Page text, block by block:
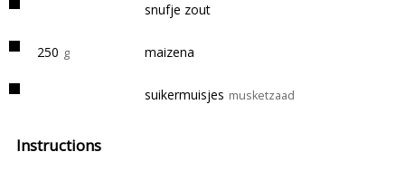
snufje zout
250 g maizena
suikermuisjes musketzaad
Instructions